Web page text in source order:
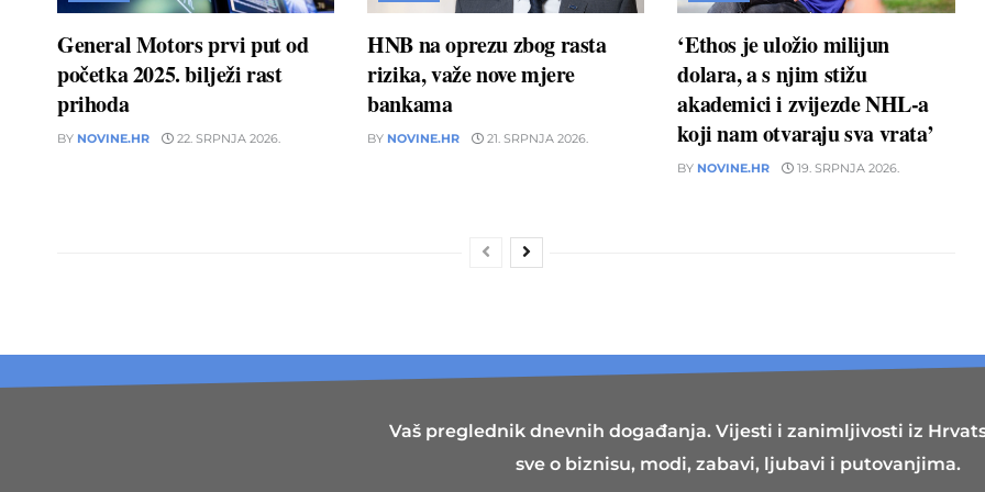
General Motors prvi put od
početka 2025. bilježi rast
prihoda
BY NOVINE.HR 22. SRPNJA 2026.
HNB na oprezu zbog rasta
rizika, važe nove mjere
bankama
BY NOVINE.HR 21. SRPNJA 2026.
‘Ethos je uložio milijun
dolara, a s njim stižu
akademici i zvijezde NHL-a
koji nam otvaraju sva vrata’
BY NOVINE.HR 19. SRPNJA 2026.
Vaš preglednik dnevnih događanja. Vijesti i zanimljivosti iz
sve o biznisu, modi, zabavi, ljubavi i putovanjima.